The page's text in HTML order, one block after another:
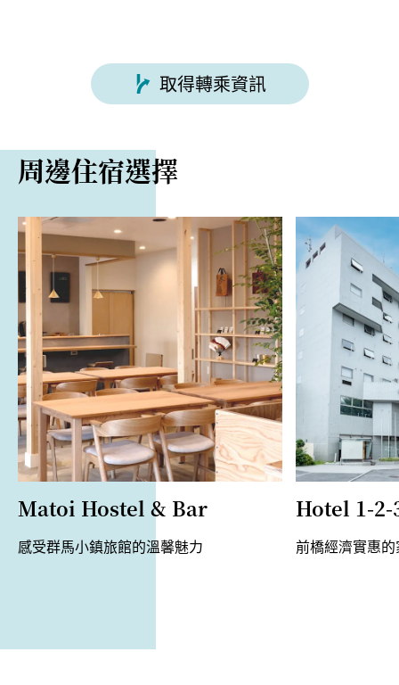
取得轉乘資訊
周邊住宿選擇
Matoi Hostel & Bar
感受群馬小鎮旅館的溫馨魅力
Hotel 1-
前橋經濟實惠